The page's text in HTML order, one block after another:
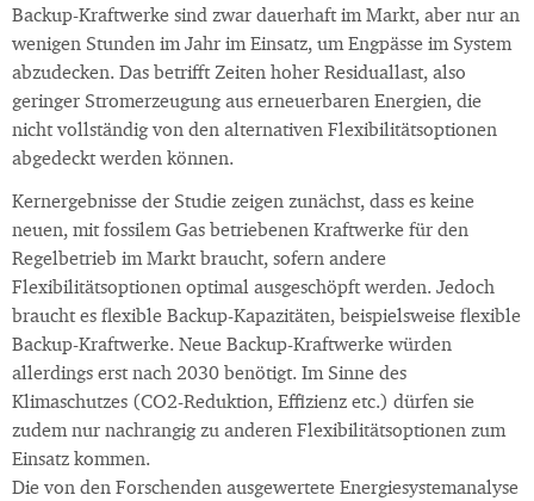
Backup-Kraftwerke sind zwar dauerhaft im Markt, aber nur an
wenigen Stunden im Jahr im Einsatz, um Engpässe im System
abzudecken. Das betrifft Zeiten hoher Residuallast, also
geringer Stromerzeugung aus erneuerbaren Energien, die
nicht vollständig von den alternativen Flexibilitätsoptionen
abgedeckt werden können.
Kernergebnisse der Studie zeigen zunächst, dass es keine
neuen, mit fossilem Gas betriebenen Kraftwerke für den
Regelbetrieb im Markt braucht, sofern andere
Flexibilitätsoptionen optimal ausgeschöpft werden. Jedoch
braucht es flexible Backup-Kapazitäten, beispielsweise flexible
Backup-Kraftwerke. Neue Backup-Kraftwerke würden
allerdings erst nach 2030 benötigt. Im Sinne des
Klimaschutzes (CO2-Reduktion, Effizienz etc.) dürfen sie
zudem nur nachrangig zu anderen Flexibilitätsoptionen zum
Einsatz kommen.
Die von den Forschenden ausgewertete Energiesystemanalyse